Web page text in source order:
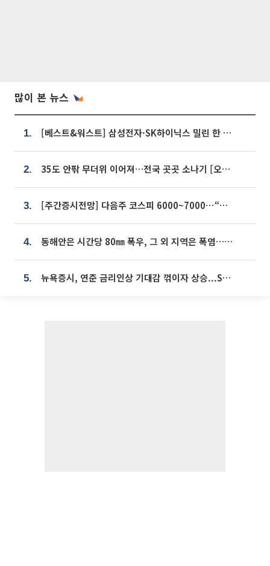
많이 본 뉴스
1. [베스트&워스트] 삼성전자·SK하이닉스 밀린 한 주…상상인증권은 85% 급등
2. 35도 안팎 무더위 이어져…전국 곳곳 소나기 [오늘 날씨]
3. [주간증시전망] 다음주 코스피 6000~7000⋯“外人 수급은 정책이 변수”
4. 동해안은 시간당 80㎜ 폭우, 그 외 지역은 폭염…‘극과 극 날씨’
5. 뉴욕증시, 연준 금리인상 기대감 꺾이자 상승...S&P500 사상 최고치 [종합]